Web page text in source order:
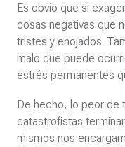
Es obvio que si
cosas negativas que
tristes y enojados.
malo que puede
estrés permanentes
De hecho, lo peor de
catastrofistas
mismos nos